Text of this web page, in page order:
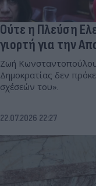
Ούτε η Πλεύση
γιορτή για την
Ζωή
Δημοκρατίας δεν
σχέσεών του».
22.07.2026 22:27